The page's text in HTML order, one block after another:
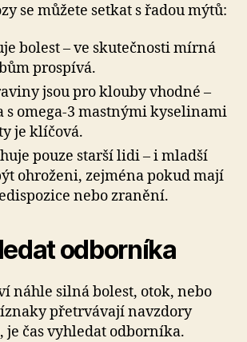
se můžete setkat s řadou mýtů:
bolest – ve skutečnosti mírná
prospívá.
jsou pro klouby vhodné –
s omega-3 mastnými kyselinami
je klíčová.
pouze starší lidi – i mladší
ohroženi, zejména pokud mají
nebo zranění.
odborníka
náhle silná bolest, otok, nebo
přetrvávají navzdory
je čas vyhledat odborníka.